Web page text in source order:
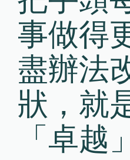
事做得
盡辦法
狀，就
「卓越」